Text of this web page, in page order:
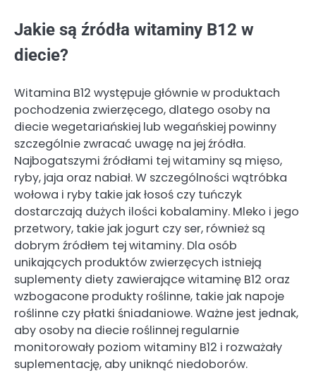
Jakie są źródła witaminy B12 w
diecie?
Witamina B12 występuje głównie w produktach
pochodzenia zwierzęcego, dlatego osoby na
diecie wegetariańskiej lub wegańskiej powinny
szczególnie zwracać uwagę na jej źródła.
Najbogatszymi źródłami tej witaminy są mięso,
ryby, jaja oraz nabiał. W szczególności wątróbka
wołowa i ryby takie jak łosoś czy tuńczyk
dostarczają dużych ilości kobalaminy. Mleko i jego
przetwory, takie jak jogurt czy ser, również są
dobrym źródłem tej witaminy. Dla osób
unikających produktów zwierzęcych istnieją
suplementy diety zawierające witaminę B12 oraz
wzbogacone produkty roślinne, takie jak napoje
roślinne czy płatki śniadaniowe. Ważne jest jednak,
aby osoby na diecie roślinnej regularnie
monitorowały poziom witaminy B12 i rozważały
suplementację, aby uniknąć niedoborów.